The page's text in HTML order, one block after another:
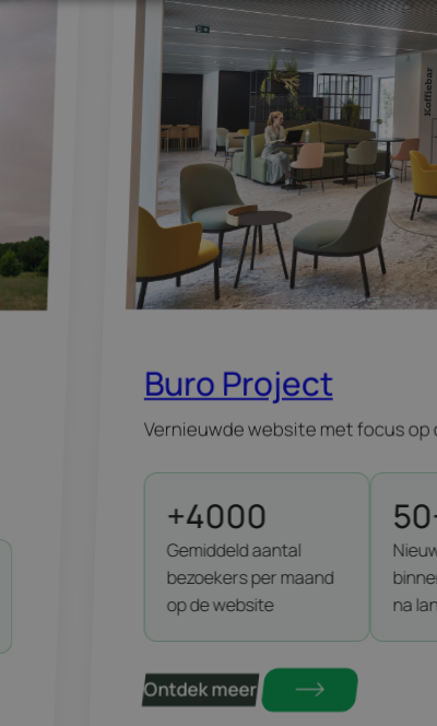
Buro Project
Vernieuwde website met focus op
+4000
Gemiddeld aantal
bezoekers per maand
op de website
na
Ontdek meer